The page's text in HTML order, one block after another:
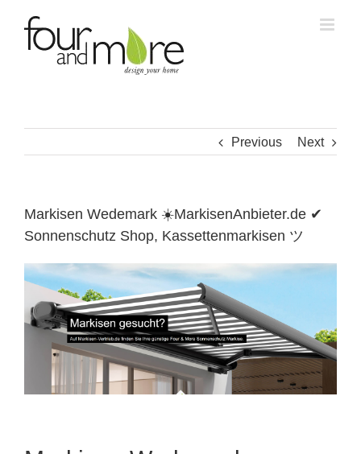
content
Previous Next
Markisen Wedemark ☀️MarkisenAnbieter.de ✔
Sonnenschutz Shop, Kassettenmarkisen ツ